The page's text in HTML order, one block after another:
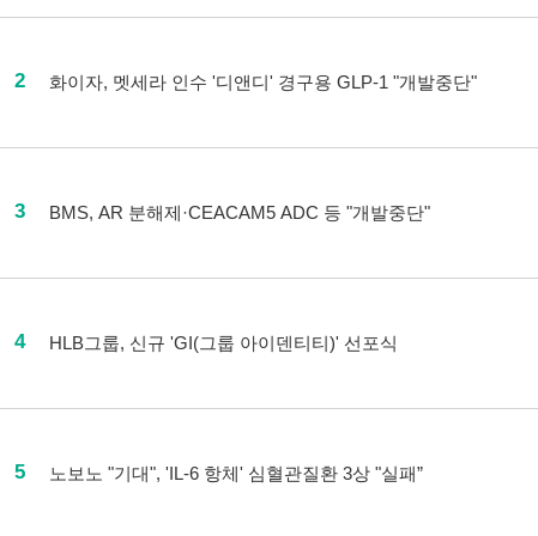
2 화이자, 멧세라 인수 '디앤디' 경구용 GLP-1 "개발중단"
3 BMS, AR 분해제·CEACAM5 ADC 등 "개발중단"
4 HLB그룹, 신규 'GI(그룹 아이덴티티)' 선포식
5 노보노 "기대", 'IL-6 항체' 심혈관질환 3상 "실패”